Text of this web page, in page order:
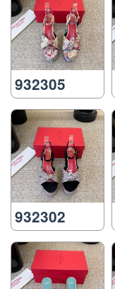
932305
932302